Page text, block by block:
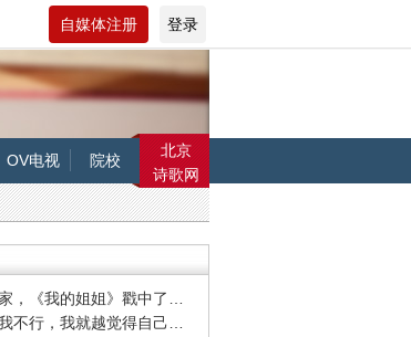
自媒体注册 登录
OV电视 院校
北京
诗歌网